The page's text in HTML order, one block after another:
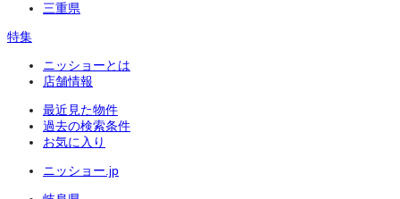
三重県
特集
ニッショーとは
店舗情報
最近見た物件
過去の検索条件
お気に入り
ニッショー.jp